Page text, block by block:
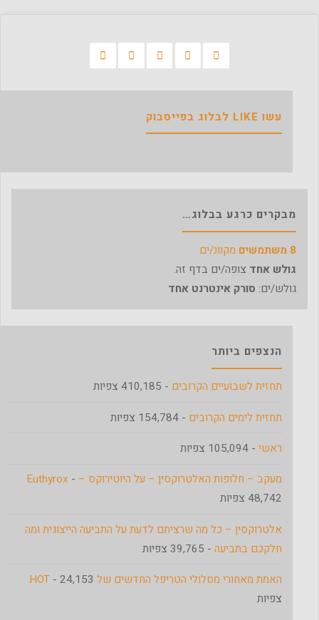
עשו LIKE לבלוג בפייסבוק
מבקרים כרגע בבלוג…
8 משתמשים
מקוונ/ים
גולש אחד צופה/ים בדף זה.
גולש/ים: סורק אינטרנט אחד
הנצפים ביותר
תחזית לשבועיים הקרובים - 410,185 צפיות
תחזית לימים הקרובים - 154,784 צפיות
ראשי - 105,094 צפיות
מעקב – חלופות האלטרוקסין – על היוטירוקס – Euthyrox -
48,742 צפיות
אלטרוקסין – כל מה שרציתם לדעת על התביעה הייצוגית ומה
חלקכם בתביעה - 39,765 צפיות
האמת מאחורי מסלולי הטריפל החדשים של HOT - 24,153
צפיות